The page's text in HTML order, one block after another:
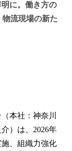
に。働き方の
流現場の新た
本社：神奈川
）は、2026年
、組織力強化